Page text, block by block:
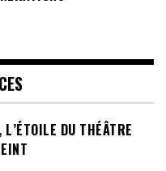
DU THÉÂTRE